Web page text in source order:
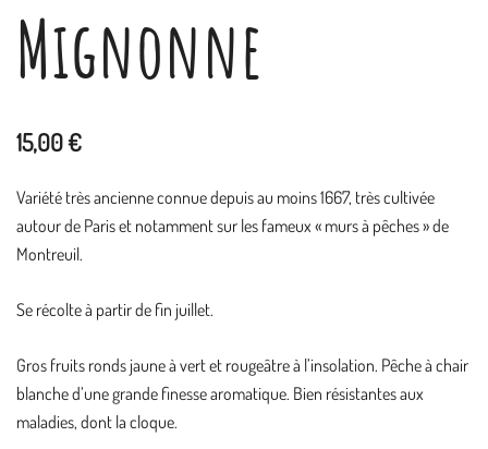
Mignonne
15,00€
Variété très ancienne connue depuis au moins 1667, très cultivée
autour de Paris et notamment sur les fameux « murs à pêches » de
Montreuil.
Se récolte à partir de fin juillet.
Gros fruits ronds jaune à vert et rougeâtre à l’insolation. Pêche à chair
blanche d’une grande finesse aromatique. Bien résistantes aux
maladies, dont la cloque.